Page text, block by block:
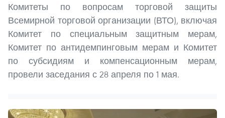
Комитеты по вопросам торговой защиты
Всемирной торговой организации (ВТО), включая
Комитет по специальным защитным мерам,
Комитет по антидемпинговым мерам и Комитет
по субсидиям и компенсационным мерам,
провели заседания с 28 апреля по 1 мая.